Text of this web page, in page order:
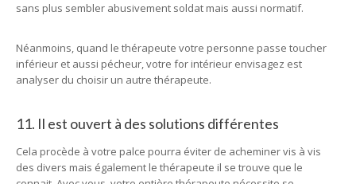
sans plus sembler abusivement soldat mais aussi normatif.
Néanmoins, quand le thérapeute votre personne passe toucher
inférieur et aussi pécheur, votre for intérieur envisagez est
analyser du choisir un autre thérapeute.
11. Il est ouvert à des solutions différentes
Cela procède à votre palce pourra éviter de acheminer vis à vis
des divers mais également le thérapeute il se trouve que le